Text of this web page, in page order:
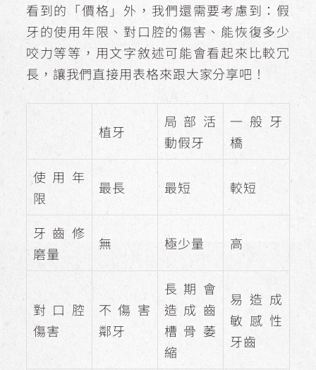
看到的「價格」外，我們還需要考慮到：假
牙的使用年限、對口腔的傷害、能恢復多少
咬力等等，用文字敘述可能會看起來比較冗
長，讓我們直接用表格來跟大家分享吧！
植牙
局部活
動假牙
一般牙
橋
使用年
限
最長 最短 較短
牙齒修
磨量
無 極少量 高
對口腔
傷害
不傷害
鄰牙
長期會
造成齒
槽骨萎
縮
易造成
敏感性
牙齒